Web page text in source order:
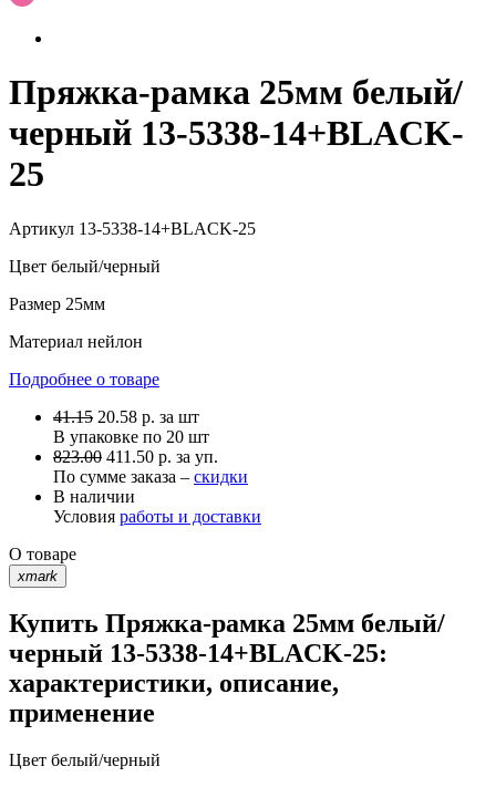
Пряжка-рамка 25мм белый/
черный 13-5338-14+BLACK-
25
Артикул 13-5338-14+BLACK-25
Цвет белый/черный
Размер 25мм
Материал нейлон
Подробнее о товаре
41.15 20.58 р. за шт
В упаковке по 20 шт
823.00 411.50 р. за уп.
По сумме заказа – скидки
В наличии
Условия работы и доставки
О товаре
xmark
Купить Пряжка-рамка 25мм белый/
черный 13-5338-14+BLACK-25:
характеристики, описание,
применение
Цвет белый/черный